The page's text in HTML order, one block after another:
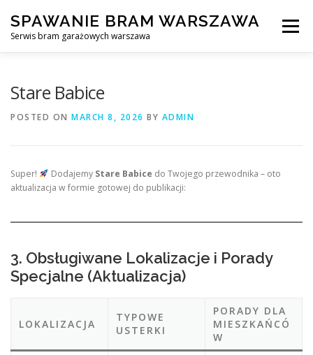
content
SPAWANIE BRAM WARSZAWA
Serwis bram garażowych warszawa
Menu
Stare Babice
POSTED ON MARCH 8, 2026 BY ADMIN
Super! Dodajemy Stare Babice do Twojego przewodnika – oto
aktualizacja w formie gotowej do publikacji:
3. Obsługiwane Lokalizacje i Porady
Specjalne (Aktualizacja)
LOKALIZACJA
TYPOWE
USTERKI
PORADY DLA
MIESZKAŃCÓ
W